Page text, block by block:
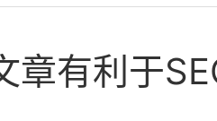
有利于